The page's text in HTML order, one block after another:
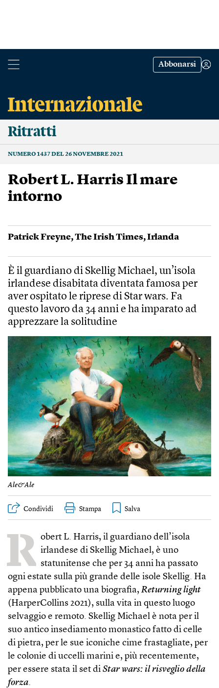
Abbonarsi
Ritratti
NUMERO 1437 DEL 26 NOVEMBRE 2021
Robert L. Harris Il mare
intorno
Patrick Freyne,The Irish Times,Irlanda
È il guardiano di Skellig Michael, un’isola
irlandese disabitata diventata famosa per
aver ospitato le riprese di Star wars. Fa
questo lavoro da 34 anni e ha imparato ad
apprezzare la solitudine
Ale&Ale
Condividi Stampa
R obert L. Harris, il guardiano dell’isola
irlandese di Skellig Michael, è uno
statunitense che per 34 anni ha passato
ogni estate sulla più grande delle isole Skellig. Ha
appena pubblicato una biografia, Returning light
(HarperCollins 2021), sulla vita in questo luogo
selvaggio e remoto. Skellig Michael è nota per il
suo antico insediamento monastico fatto di celle
di pietra, per le sue iconiche cime frastagliate, per
le colonie di uccelli marini e, più recentemente,
per essere stata il set di Star wars: il risveglio della
forza.